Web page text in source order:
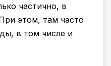
частично, в
этом, там часто
в том числе и